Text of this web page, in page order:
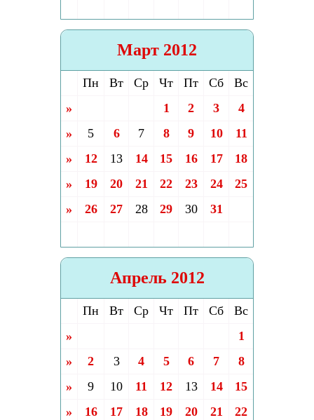
Март 2012
Пн Вт Ср Чт Пт Сб
Вс
»
1 2 3
4
»
5 6 7 8 9 10
11
»
12 13 14 15 16 17
18
»
19 20 21 22 23 24
25
»
26 27 28 29 30 31
Апрель 2012
Пн Вт Ср Чт Пт Сб
Вс
»
1
»
2 3 4 5 6 7
8
»
9 10 11 12 13 14
15
»
16 17 18 19 20 21
22